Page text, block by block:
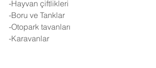
-Hayvan çiftlikleri
-Boru ve Tanklar
-Otopark tavanları
-Karavanlar